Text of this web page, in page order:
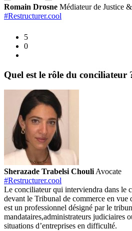
Romain Drosne Médiateur de Justice
#Restructurer.cool
5
0
Quel est le rôle du conciliateur
Sherazade Trabelsi Chouli Avocate
#Restructurer.cool
Le conciliateur qui interviendra dans le
devant le Tribunal de commerce en vue
est un professionnel désigné par le
mandataires,administrateurs judiciaires
situations d’entreprises en difficulté.